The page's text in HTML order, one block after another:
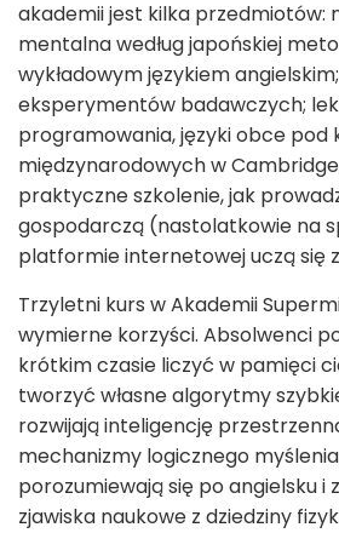
akademii jest kilka przedmiotów:
mentalna według japońskiej
wykładowym językiem
eksperymentów badawczych;
programowania, języki obce pod
międzynarodowych w
praktyczne szkolenie, jak
gospodarczą (nastolatkowie na
platformie internetowej uczą się
Trzyletni kurs w Akademii
wymierne korzyści. Absolwenci
krótkim czasie liczyć w pamięci
tworzyć własne algorytmy
rozwijają inteligencję
mechanizmy logicznego
porozumiewają się po angielsku i
zjawiska naukowe z dziedziny